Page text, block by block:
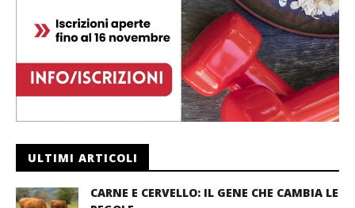
ULTIMI ARTICOLI
CARNE E CERVELLO: IL GENE CHE CAMBIA LE